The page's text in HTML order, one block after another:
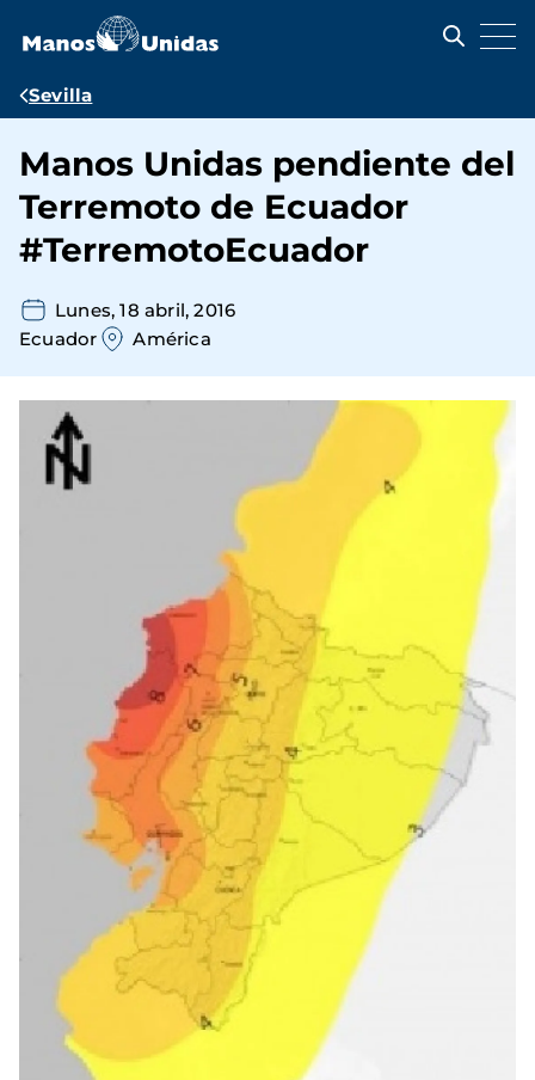
contenido
Ruta
navegación
Sevilla
Manos Unidas pendiente del
Terremoto de Ecuador
#TerremotoEcuador
Lunes, 18 abril, 2016
Ecuador
América